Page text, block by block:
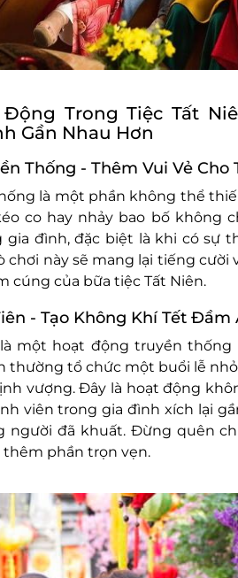
Trong Tiệc Tất
Gần Nhau Hơn
Thống - Thêm Vui Vẻ Cho
là một phần không thể
co hay nhảy bao bố không
đình, đặc biệt là khi có sự
chơi này sẽ mang lại tiếng
cúng của bữa tiệc Tất Niên.
- Tạo Không Khí Tết Đầm
một hoạt động truyền
thường tổ chức một buổi lễ
vượng. Đây là hoạt động
viên trong gia đình xích lại
người đã khuất. Đừng quên
phần trọn vẹn.